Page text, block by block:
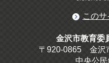
この
金沢市教育委
〒920-0865 金沢
中央公